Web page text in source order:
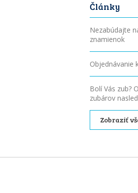
Články
Nezabúdajte
znamienok
Objednávanie
Bolí Vás zub?
zubárov
Zobraziť